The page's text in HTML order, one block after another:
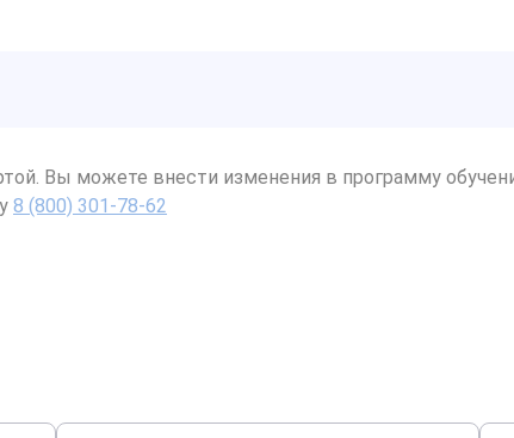
Вы можете внести изменения в программу
8 (800) 301-78-62